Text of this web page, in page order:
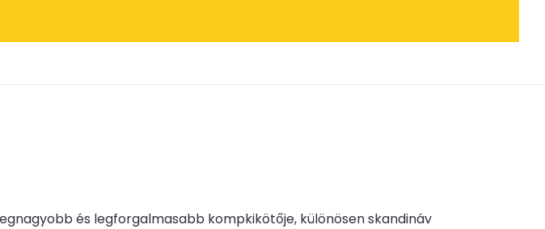
és legforgalmasabb kompkikötője, különösen skandináv